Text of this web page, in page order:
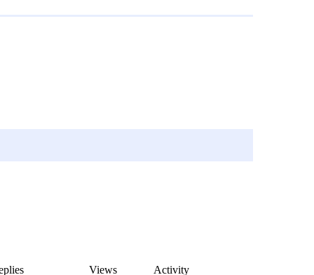
Views Activity